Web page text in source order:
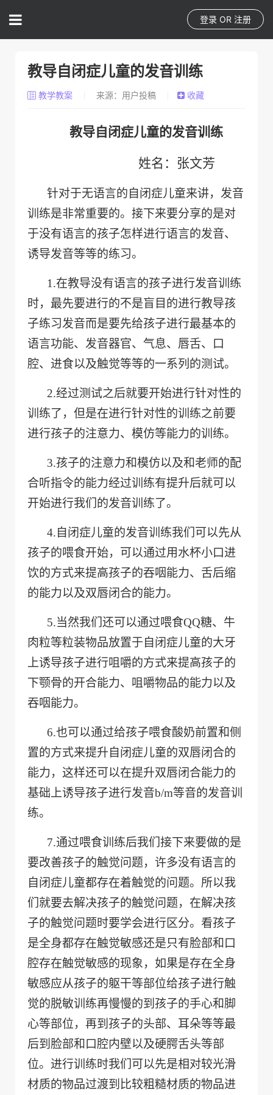
登录 OR 注册
教导自闭症儿童的发音训练
教学教案 来源：用户投稿 收藏
教导自闭症儿童的发音训练
姓名：张文芳
针对于无语言的自闭症儿童来讲，发音
训练是非常重要的。接下来要分享的是对
于没有语言的孩子怎样进行语言的发音、
诱导发音等等的练习。
1.在教导没有语言的孩子进行发音训练
时，最先要进行的不是盲目的进行教导孩
子练习发音而是要先给孩子进行最基本的
语言功能、发音器官、气息、唇舌、口
腔、进食以及触觉等等的一系列的测试。
2.经过测试之后就要开始进行针对性的
训练了，但是在进行针对性的训练之前要
进行孩子的注意力、模仿等能力的训练。
3.孩子的注意力和模仿以及和老师的配
合听指令的能力经过训练有提升后就可以
开始进行我们的发音训练了。
4. 自闭症儿童的发音训练我们可以先从
孩子的喂食开始，可以通过用水杯小口进
饮的方式来提高孩子的吞咽能力、舌后缩
的能力以及双唇闭合的能力。
5.当然我们还可以通过喂食QQ糖、牛
肉粒等粒装物品放置于自闭症儿童的大牙
上诱导孩子进行咀嚼的方式来提高孩子的
下颚骨的开合能力、咀嚼物品的能力以及
吞咽能力。
6.也可以通过给孩子喂食酸奶前置和侧
置的方式来提升自闭症儿童的双唇闭合的
能力，这样还可以在提升双唇闭合能力的
基础上诱导孩子进行发音b/m等音的发音训
练。
7.通过喂食训练后我们接下来要做的是
要改善孩子的触觉问题，许多没有语言的
自闭症儿童都存在着触觉的问题。所以我
们就要去解决孩子的触觉问题，在解决孩
子的触觉问题时要学会进行区分。看孩子
是全身都存在触觉敏感还是只有脸部和口
腔存在触觉敏感的现象，如果是存在全身
敏感应从孩子的躯干等部位给孩子进行触
觉的脱敏训练再慢慢的到孩子的手心和脚
心等部位，再到孩子的头部、耳朵等等最
后到脸部和口腔内壁以及硬腭舌头等部
位。进行训练时我们可以先是相对较光滑
材质的物品过渡到比较粗糙材质的物品进